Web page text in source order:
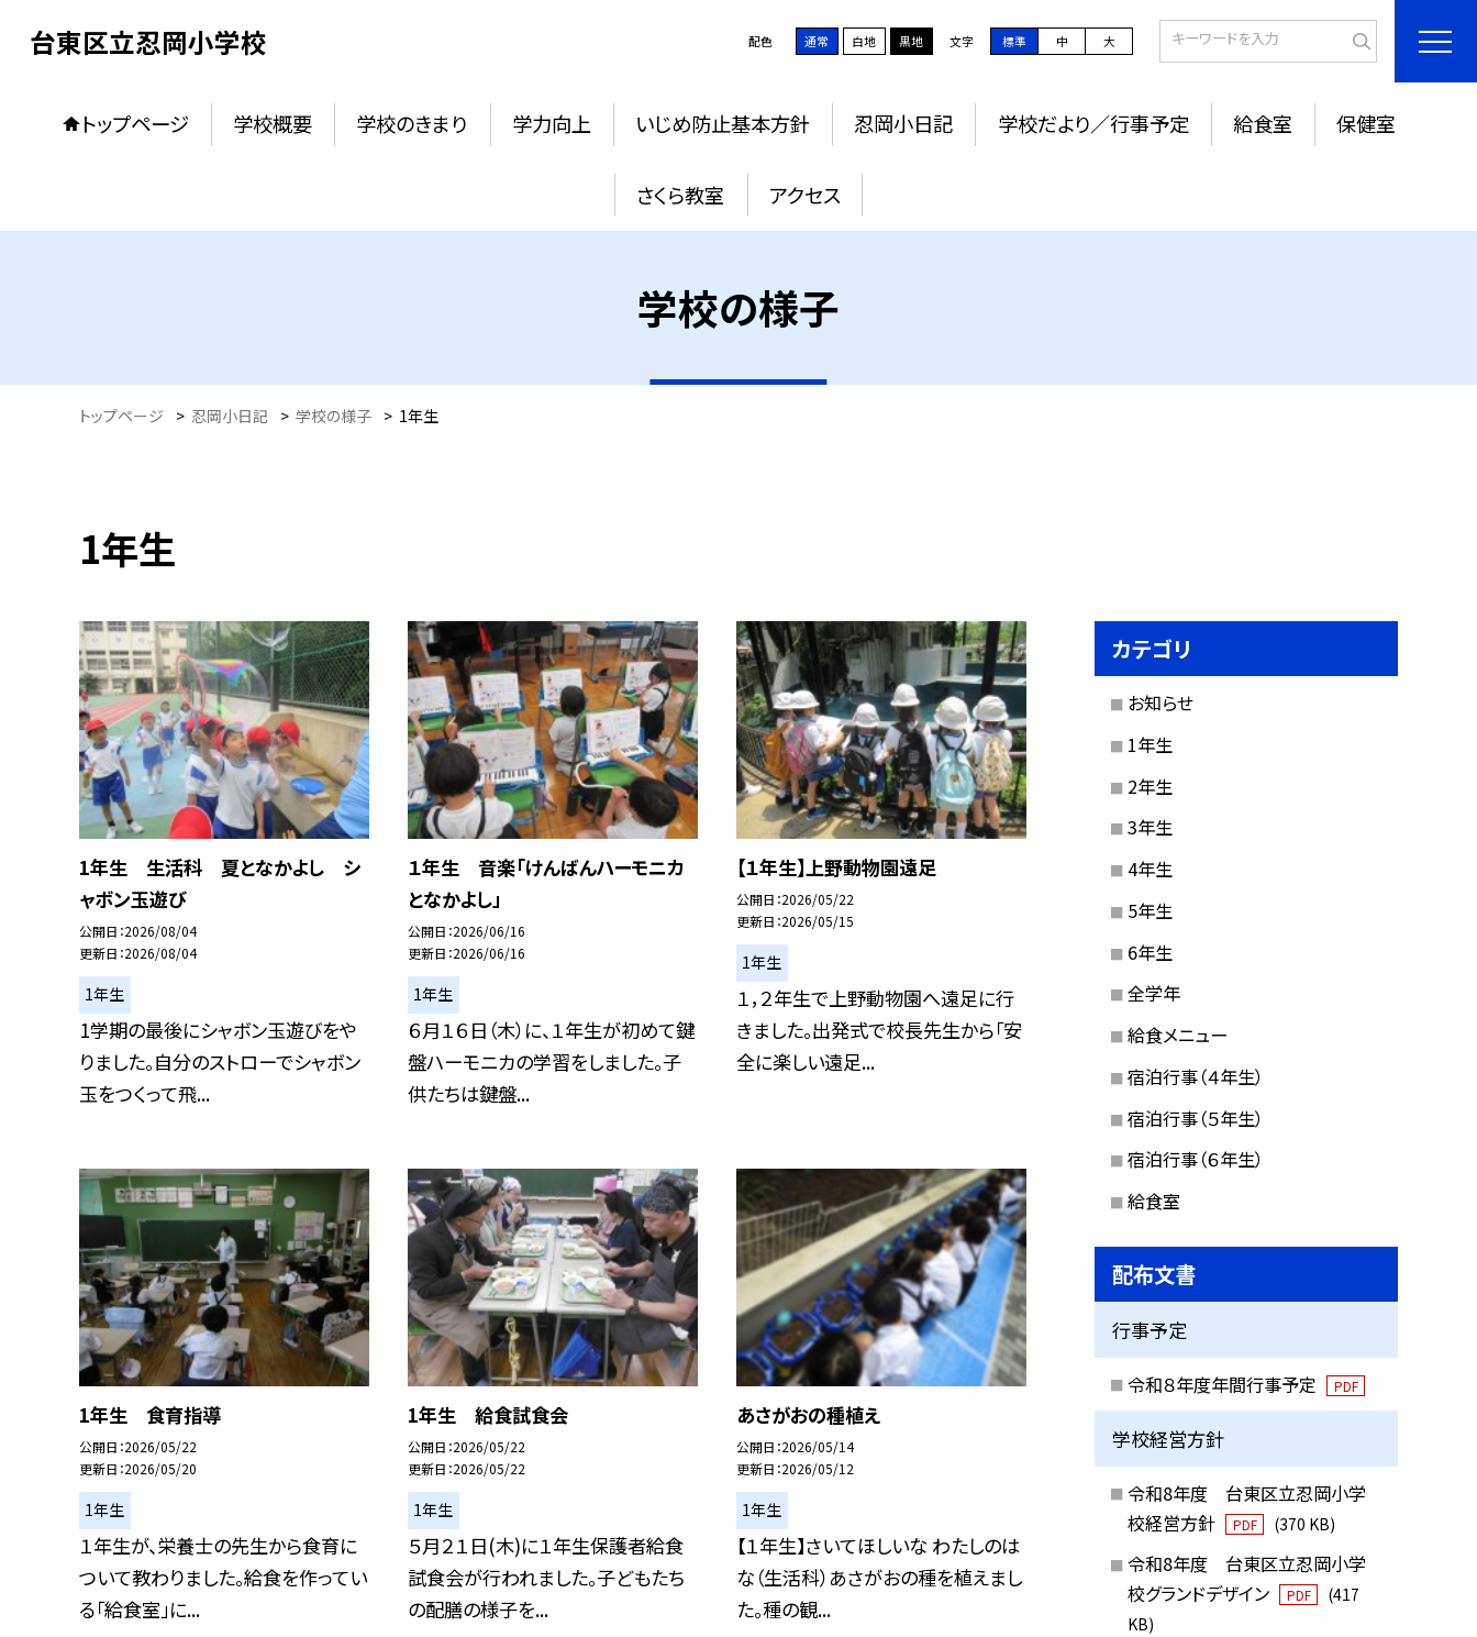
台東区立忍岡小学校 配色 通常 白地 黒地 文字 標準 中 大
トップページ 学校概要 学校のきまり 学力向上 いじめ防止基本方針 忍岡小日記 学校だより／行事予定 給食室 保健室
さくら教室 アクセス
学校の様子
トップページ > 忍岡小日記 > 学校の様子 > 1年生
1年生
1年生 生活科 夏となかよし シ
ャボン玉遊び
公開日 2026/08/04
更新日 2026/08/04
1年生
1学期の最後にシャボン玉遊びをや
りました。自分のストローでシャボン
玉をつくって飛...
１年生 音楽「けんばんハーモニカ
となかよし」
公開日 2026/06/16
更新日 2026/06/16
1年生
６月１６日（木）に、１年生が初めて鍵
盤ハーモニカの学習をしました。子
供たちは鍵盤...
【１年生】上野動物園遠足
公開日 2026/05/22
更新日 2026/05/15
1年生
１，２年生で上野動物園へ遠足に行
きました。出発式で校長先生から「安
全に楽しい遠足...
1年生 食育指導
公開日 2026/05/22
更新日 2026/05/20
1年生
１年生が、栄養士の先生から食育に
ついて教わりました。給食を作ってい
る「給食室」に...
1年生 給食試食会
公開日 2026/05/22
更新日 2026/05/22
1年生
５月２１日(木)に１年生保護者給食
試食会が行われました。子どもたち
の配膳の様子を...
あさがおの種植え
公開日 2026/05/14
更新日 2026/05/12
1年生
【１年生】さいてほしいな わたしのは
な（生活科）あさがおの種を植えまし
た。種の観...
カテゴリ
お知らせ
1年生
2年生
3年生
4年生
5年生
6年生
全学年
給食メニュー
宿泊行事（４年生）
宿泊行事（５年生）
宿泊行事（６年生）
給食室
配布文書
行事予定
令和８年度年間行事予定 PDF
学校経営方針
令和8年度 台東区立忍岡小学
校経営方針
PDF (370 KB)
令和8年度 台東区立忍岡小学
校グランドデザイン
PDF
(417
KB)